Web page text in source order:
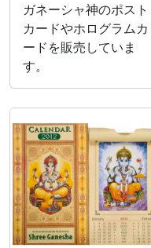
ガネーシャ神のポスト
カードやホログラムカ
ードを販売していま
す。